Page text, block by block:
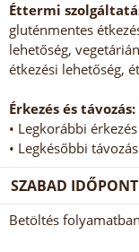
Éttermi
gluténmentes
lehetőség,
étkezési lehetőség,
Érkezés és távozás:
• Legkorábbi
• Legkésőbbi
SZABAD
Betöltés